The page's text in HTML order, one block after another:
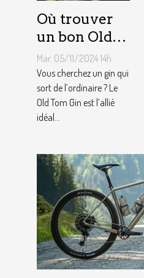
Où trouver
un bon Old
Tom Gin
artisanal ?
Mar. 05/11/2024 14h
Vous cherchez un gin qui
sort de l’ordinaire ? Le
Old Tom Gin est l’allié
idéal...